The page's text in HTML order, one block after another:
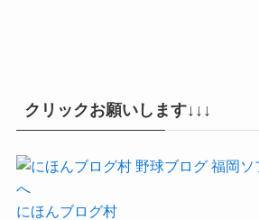
クリックお願いします↓↓↓
にほんブログ村